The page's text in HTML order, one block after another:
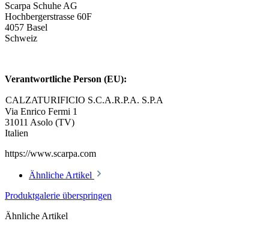
Scarpa Schuhe AG
Hochbergerstrasse 60F
4057 Basel
Schweiz
Verantwortliche Person (EU):
CALZATURIFICIO S.C.A.R.P.A. S.P.A
Via Enrico Fermi 1
31011 Asolo (TV)
Italien
https://www.scarpa.com
Ähnliche Artikel
Produktgalerie überspringen
Ähnliche Artikel